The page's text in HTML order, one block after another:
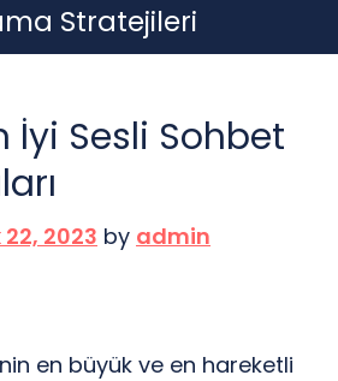
Stratejileri
İyi Sesli Sohbet
22, 2023 by admin
en büyük ve en hareketli